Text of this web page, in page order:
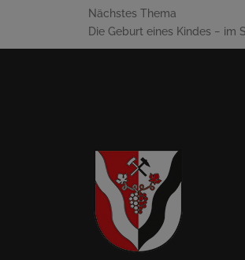
Nächstes Thema
Die Geburt eines Kindes − im